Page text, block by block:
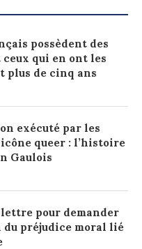
possèdent des
qui en ont les
plus de cinq ans
exécuté par les
queer : l’histoire
Gaulois
lettre pour demander
préjudice moral lié